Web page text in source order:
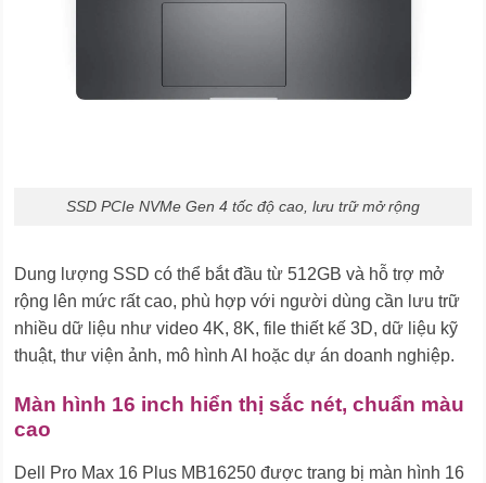
SSD PCIe NVMe Gen 4 tốc độ cao, lưu trữ mở rộng
Dung lượng SSD có thể bắt đầu từ 512GB và hỗ trợ mở
rộng lên mức rất cao, phù hợp với người dùng cần lưu trữ
nhiều dữ liệu như video 4K, 8K, file thiết kế 3D, dữ liệu kỹ
thuật, thư viện ảnh, mô hình AI hoặc dự án doanh nghiệp.
Màn hình 16 inch hiển thị sắc nét, chuẩn màu
cao
Dell Pro Max 16 Plus MB16250 được trang bị màn hình 16